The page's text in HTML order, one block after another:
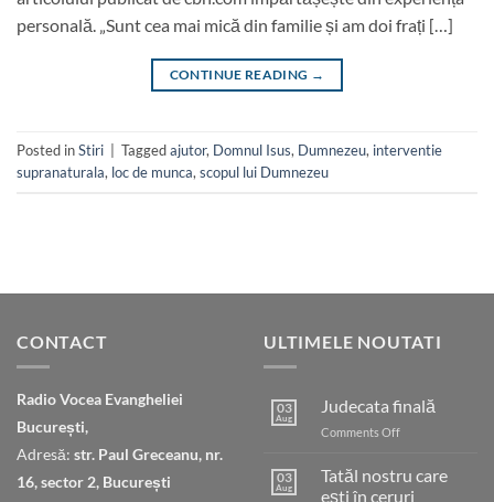
personală. „Sunt cea mai mică din familie și am doi frați […]
CONTINUE READING →
Posted inStiri Taggedajutor, Domnul Isus, Dumnezeu, interventie
supranaturala, loc de munca, scopul lui Dumnezeu
CONTACT
Radio Vocea Evangheliei
București,
Adresă: str. Paul Greceanu, nr.
16, sector 2, București
ULTIMELE NOUTATI
03
Aug
Judecata finală
Comments Offon
03
Aug
Tatăl nostru care
ești în ceruri